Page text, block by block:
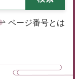
ページ番号とは